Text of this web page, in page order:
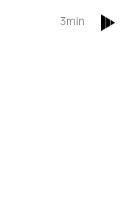
3min